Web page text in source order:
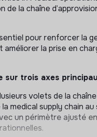
de la chaîne
pour renforcer la
la prise en
sur trois axes
volets de la chaîne
medical supply chain au
un périmètre ajusté